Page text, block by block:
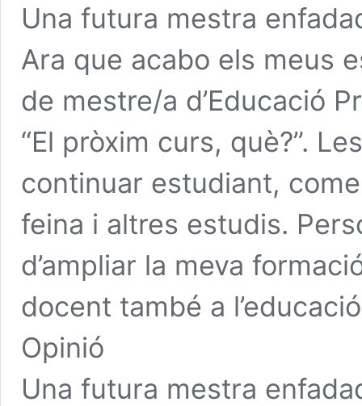
Una futura mestra
Ara que acabo els meus
de mestre/a d’Educació
“El pròxim curs, què?”.
continuar estudiant,
feina i altres estudis.
d’ampliar la meva
docent també a
Opinió
Una futura mestra